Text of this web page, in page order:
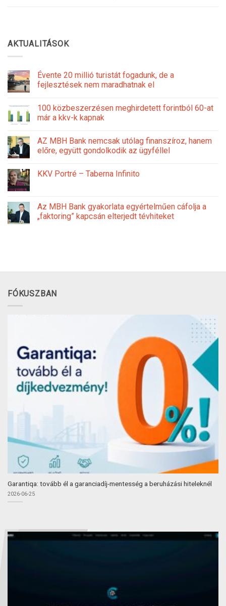
AKTUALITÁSOK
Évente 20 millió turistát fogadunk, de a
fejlesztések nem maradhatnak el
100 közbeszerzésen meghirdetett forintból 60-at
már a kkv-k kapnak
AZ MBH Bank nemcsak utólag finanszíroz, hanem
előre, együtt gondolkodik az ügyféllel
KKV Portré – Taberna Infinito
Az MBH Bank gyakorlata egyértelműen cáfolja a
„faktoring” kapcsán elterjedt tévhiteket
FÓKUSZBAN
Garantiqa: tovább él a garanciadíj-mentesség a beruházási hiteleknél
2026-06-25